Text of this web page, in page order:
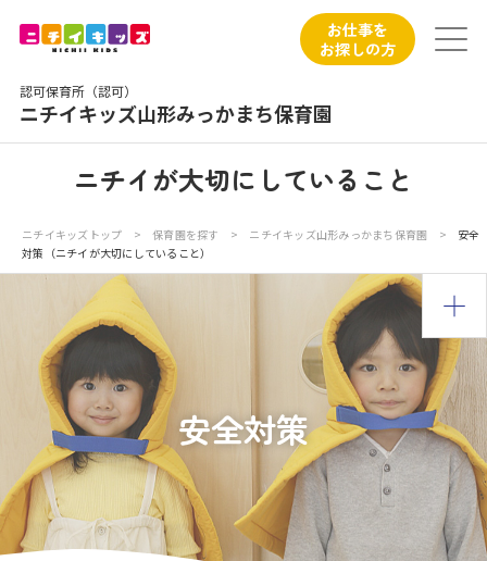
認可保育所（認可）
ニチイキッズ山形みっかまち保育園
お仕事を
お探しの方
ニチイが大切にしていること
お食事
保育園見学
入園の概要
子育てひろばのご紹介
写真販売サービス
ニチイが大切にしていること
ニチイキッズトップ > 保育園を探す > ニチイキッズ山形みっかまち保育園 >
安全
対策（ニチイが大切にしていること）
安全対策